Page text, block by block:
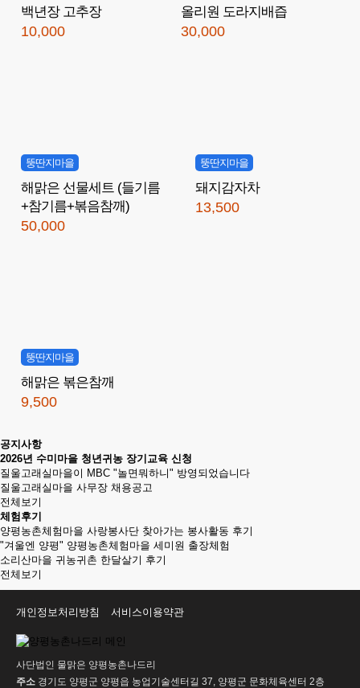
백년장 고추장
10,000
올리원 도라지배즙
30,000
뚱딴지마을
해맑은 선물세트 (들기름
+참기름+볶음참깨)
50,000
뚱딴지마을
돼지감자차
13,500
뚱딴지마을
해맑은 볶은참깨
9,500
공지사항
2026년 수미마을 청년귀농 장기교육 신청
질울고래실마을이 MBC "놀면뭐하니" 방영되었습니다
질울고래실마을 사무장 채용공고
전체보기
체험후기
양평농촌체험마을 사랑봉사단 찾아가는 봉사활동 후기
"겨울엔 양평" 양평농촌체험마을 세미원 출장체험
소리산마을 귀농귀촌 한달살기 후기
전체보기
개인정보처리방침 서비스이용약관
사단법인 물맑은 양평농촌나드리
주소 경기도 양평군 양평읍 농업기술센터길 37, 양평군 문화체육센터 2층